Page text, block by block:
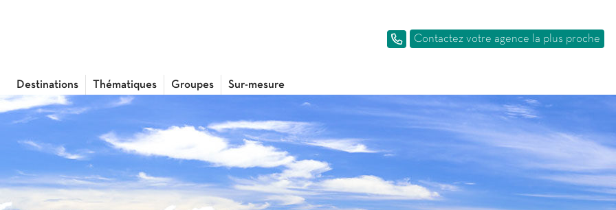
Contactez votre agence la plus proche
Destinations Thématiques Groupes Sur-mesure